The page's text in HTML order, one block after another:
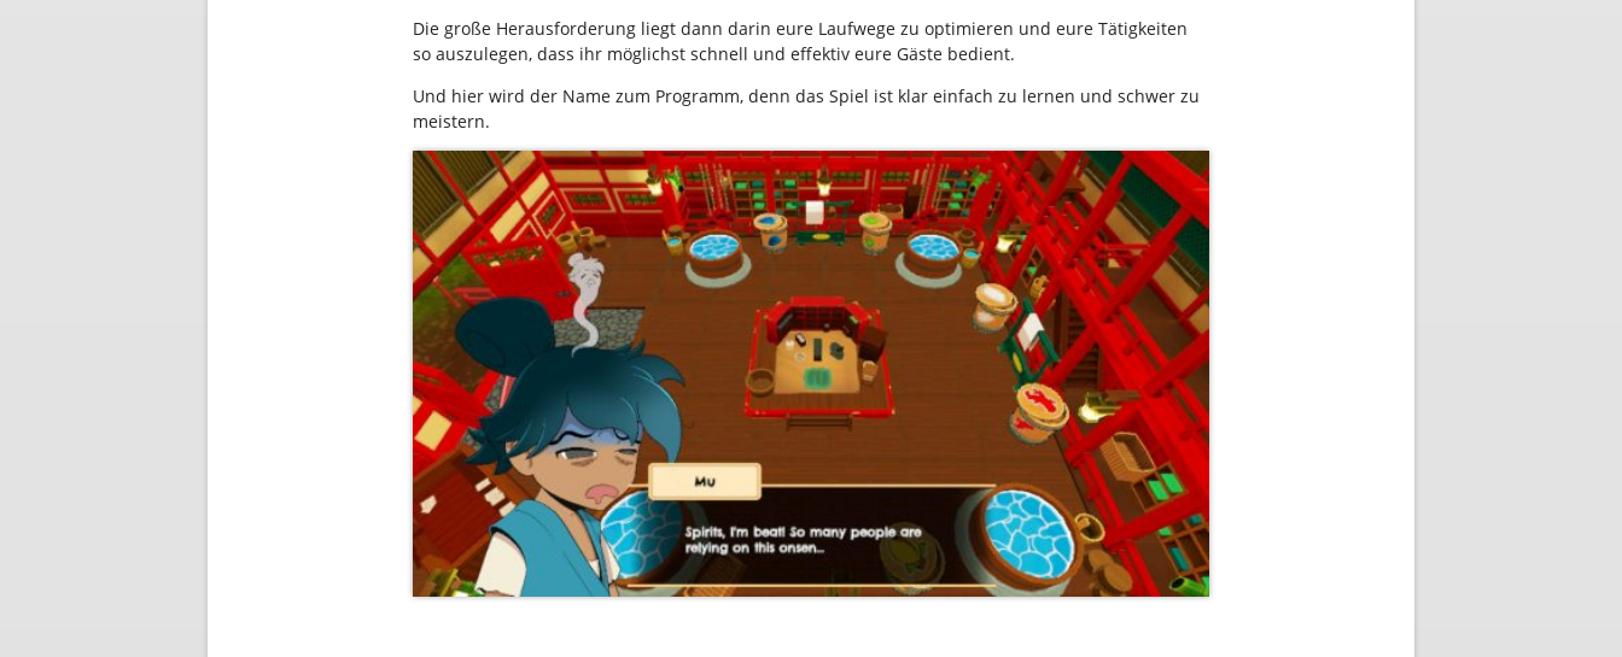
Die große Herausforderung liegt dann darin eure Laufwege zu optimieren und eure Tätigkeiten
so auszulegen, dass ihr möglichst schnell und effektiv eure Gäste bedient.
Und hier wird der Name zum Programm, denn das Spiel ist klar einfach zu lernen und schwer zu
meistern.